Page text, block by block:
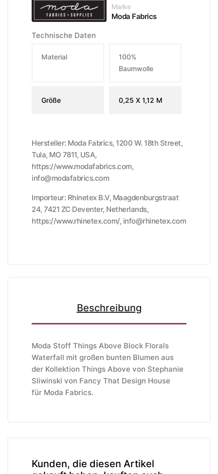
Marke
Moda Fabrics
Technische Daten
Material
100%
Baumwolle
Größe 0,25 X 1,12 M
Hersteller: Moda Fabrics, 1200 W. 18th Street,
Tula, MO 7811, USA,
https://www.modafabrics.com,
info@modafabrics.com
Importeur: Rhinetex B.V, Maagdenburgstraat
24, 7421 ZC Deventer, Netherlands,
https://www.rhinetex.com/, info@rhinetex.com
Beschreibung
Moda Stoff Things Above Block Florals
Waterfall mit großen bunten Blumen aus
der Kollektion Things Above von Stephanie
Sliwinski von Fancy That Design House
für Moda Fabrics.
Kunden, die diesen Artikel